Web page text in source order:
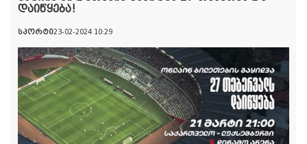
დაიწყება!
სპორტი23-02-2024 10:29